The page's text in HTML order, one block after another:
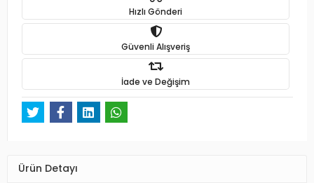
Hızlı Gönderi
Güvenli Alışveriş
İade ve Değişim
Ürün Detayı